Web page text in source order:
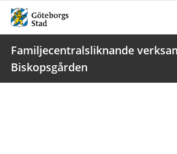
Familjecentralsliknande
Biskopsgården